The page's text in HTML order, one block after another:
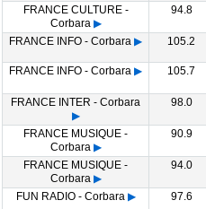
FRANCE CULTURE -
Corbara ▶
94.8
FRANCE INFO - Corbara ▶ 105.2
FRANCE INFO - Corbara ▶ 105.7
FRANCE INTER - Corbara
▶
98.0
FRANCE MUSIQUE -
Corbara ▶
90.9
FRANCE MUSIQUE -
Corbara ▶
94.0
FUN RADIO - Corbara ▶ 97.6